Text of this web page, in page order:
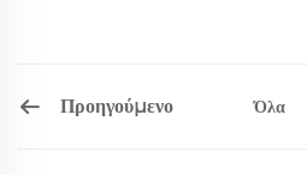
Προηγούμενο Όλα